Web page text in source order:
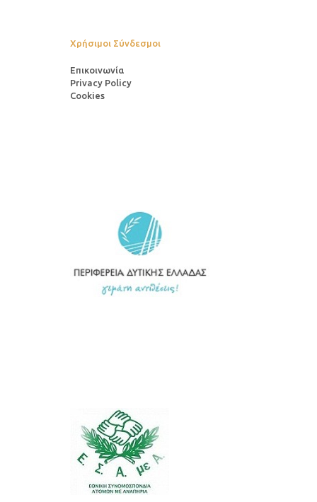
Χρήσιμοι Σύνδεσμοι
Επικοινωνία
Privacy Policy
Cookies